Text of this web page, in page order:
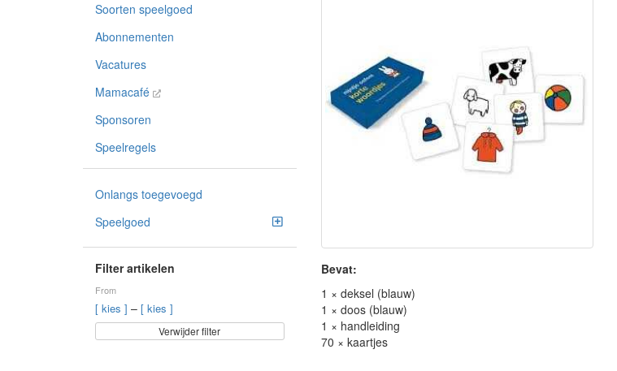
Soorten speelgoed
Abonnementen
Vacatures
Mamacafé
Sponsoren
Speelregels
Onlangs toegevoegd
Speelgoed
Filter artikelen
From
[ kies ] – [ kies ]
Verwijder filter
Bevat:
1 × deksel (blauw)
1 × doos (blauw)
1 × handleiding
70 × kaartjes